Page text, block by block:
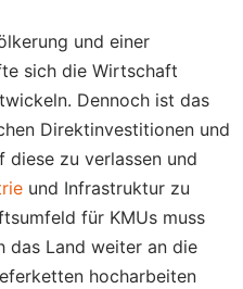
und einer
sich die Wirtschaft
Dennoch ist das
Direktinvestitionen und
diese zu verlassen und
und Infrastruktur zu
für KMUs muss
das Land weiter an die
hocharbeiten